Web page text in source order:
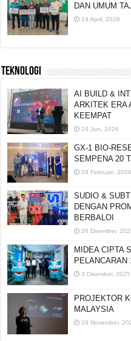
DAN UMUM
14 April, 2026
TEKNOLOGI
AI BUILD &
ARKITEK ERA
KEEMPAT
24 Jun, 2026
GX-1 BIO-
SEMPENA 20
28 Februari, 2026
SUDIO &
DENGAN
BERBALOI
26 Disember,
MIDEA CIPTA
3 Disember, 2025
PROJEKTOR
MALAYSIA
29 November,